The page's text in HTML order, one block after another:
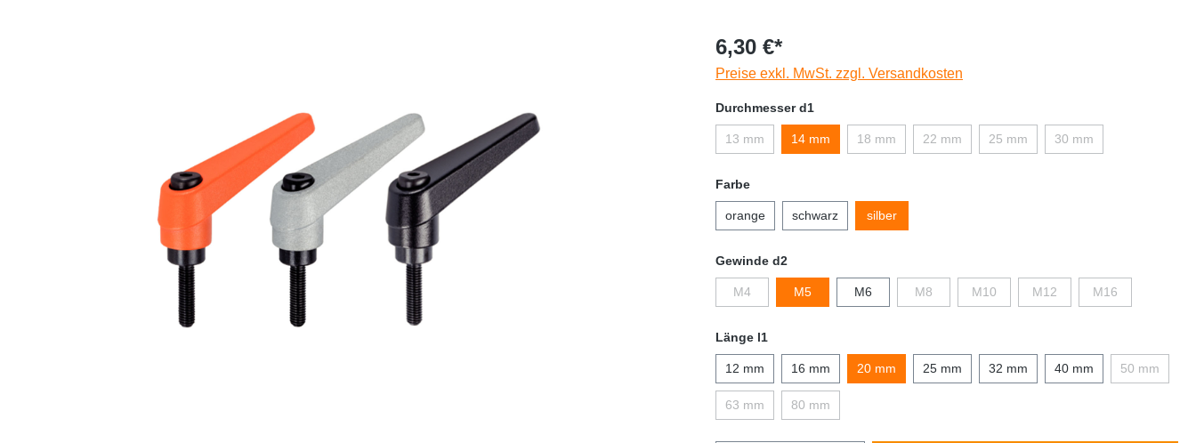
6,30 €*
Preise exkl. MwSt. zzgl. Versandkosten
Durchmesser d1
13 mm 14 mm 18 mm 22 mm 25 mm 30 mm
Farbe
orange schwarz silber
Gewinde d2
M4 M5 M6 M8 M10 M12 M16
Länge l1
12 mm 16 mm 20 mm 25 mm 32 mm 40 mm 50 mm
63 mm 80 mm